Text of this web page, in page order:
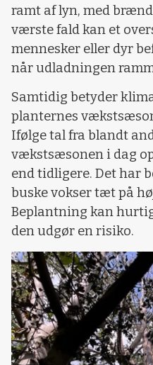
ramt af lyn, med
værste fald kan et
mennesker eller dyr
når udladningen
Samtidig betyder
planternes
Ifølge tal fra blandt
vækstsæsonen i dag
end tidligere. Det har
buske vokser tæt på
Beplantning kan
den udgør en risiko.